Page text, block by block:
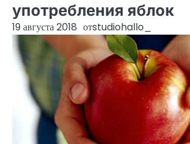
употребления яблок
19 августа 2018 отstudiohallo_